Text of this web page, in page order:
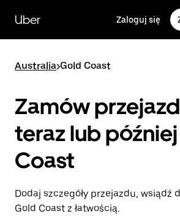
głównej
zawartości
Uber Zaloguj się
Australia>Gold Coast
Zamów
teraz lub
Coast
Dodaj szczegóły przejazdu, wsiądź
Gold Coast z łatwością.